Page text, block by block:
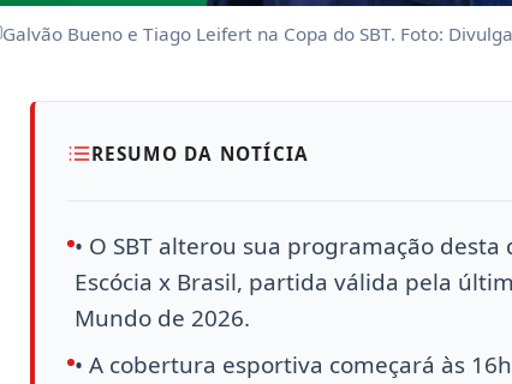
Galvão Bueno e Tiago Leifert na Copa do SBT. Foto:
RESUMO DA NOTÍCIA
• O SBT alterou sua programação
Escócia x Brasil, partida válida pela
Mundo de 2026.
• A cobertura esportiva começará às